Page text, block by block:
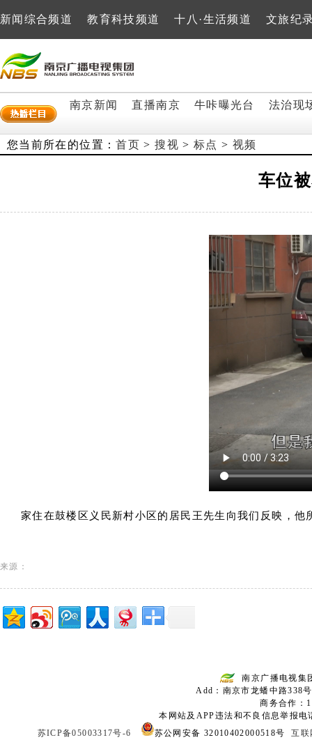
新闻综合频道 教育科技频道 十八·生活频道 文旅纪
南京新闻 直播南京 牛咔曝光台 法治现
您当前所在的位置：首页 >搜视 >标点 > 视频
车位
家住在鼓楼区义民新村小区的居民王先生向我们反映，
来源：
南京广播电视集
Add：南京市龙蟠中路
商务合作：
本网站及APP违法和不良信息举报
苏ICP备05003317号-6
苏公网安备 32010402000518号互联